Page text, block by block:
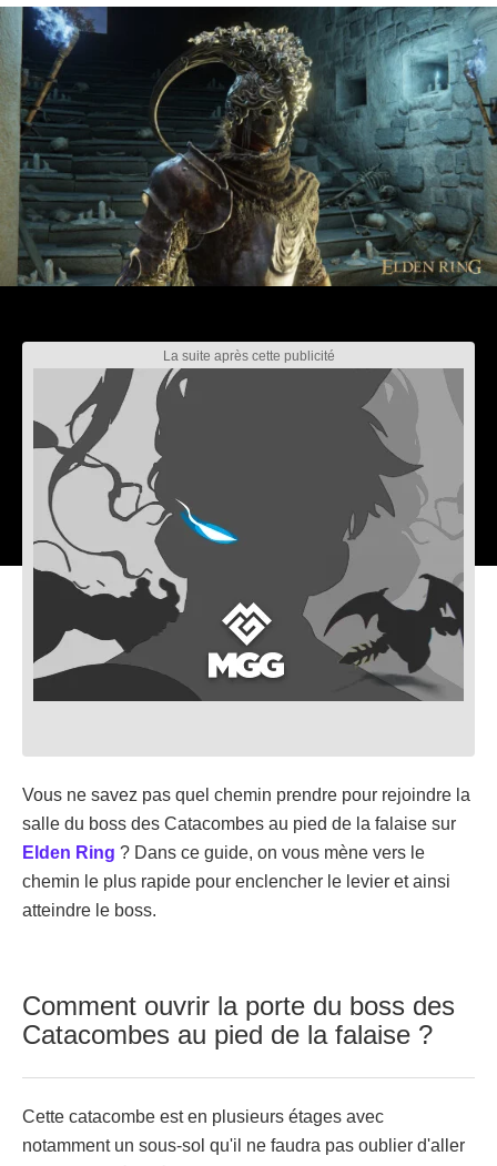
Vous ne savez pas quel chemin prendre pour rejoindre la
salle du boss des Catacombes au pied de la falaise sur
Elden Ring ? Dans ce guide, on vous mène vers le
chemin le plus rapide pour enclencher le levier et ainsi
atteindre le boss.
Comment ouvrir la porte du boss des
Catacombes au pied de la falaise ?
Cette catacombe est en plusieurs étages avec
notamment un sous-sol qu'il ne faudra pas oublier d'aller